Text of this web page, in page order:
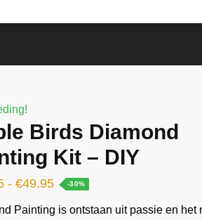
Birds Diamond
Kit – DIY
- €49.95 -30%
Painting is ontstaan ​​uit passie en het